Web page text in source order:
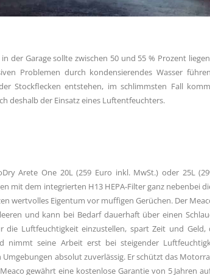
der Garage sollte zwischen 50 und 55 % Prozent
Problemen durch kondensierendes Wasser
Stockflecken entstehen, im schlimmsten Fall
deshalb der Einsatz eines Luftentfeuchters.
Arete One 20L (259 Euro inkl. MwSt.) oder 25L
mit dem integrierten H13 HEPA-Filter ganz nebenbei
wertvolles Eigentum vor muffigen Gerüchen. Der
und kann bei Bedarf dauerhaft über einen
Luftfeuchtigkeit einzustellen, spart Zeit und Geld,
nimmt seine Arbeit erst bei steigender
absolut zuverlässig. Er schützt das
gewährt eine kostenlose Garantie von 5 Jahren